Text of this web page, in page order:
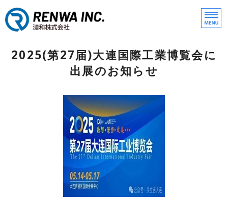
モノづくりの漣和株式会
ホーム
2025(第27届)大連国際工業博覧会に
出展のお知らせ